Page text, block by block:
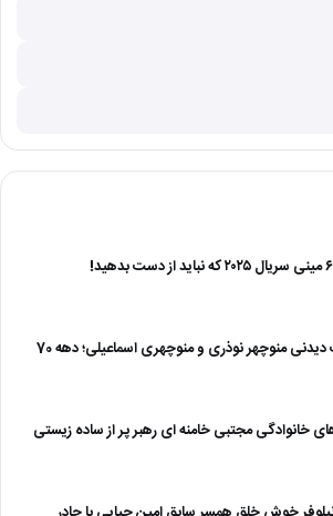
منوچهر نوذری و منوچهری اسماعیلی؛ دهه 70
خانوادگی مجتبی خامنه ای رهبر پر از ساده زیستی